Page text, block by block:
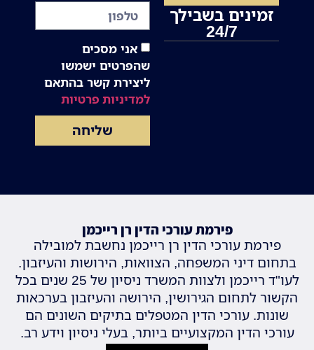
זמינים בשבילך
24/7
אני מסכים
שהפרטים ישמשו
ליצירת קשר בהתאם
למדיניות פרטיות
שליחה
פירמת עורכי הדין רן רייכמן
פירמת עורכי הדין רן רייכמן נחשבת למובילה
בתחום דיני המשפחה, הצוואות, הירושות והעיזבון.
לעו"ד רייכמן ולצוות המשרד ניסיון של 25 שנים בכל
הקשור לתחום הגירושין, הירושה והעיזבון בערכאות
שונות. עורכי הדין המטפלים בתיקים השונים הם
עורכי הדין המקצועיים ביותר, בעלי ניסיון וידע רב.